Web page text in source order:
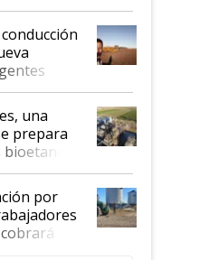
una
prepara
por